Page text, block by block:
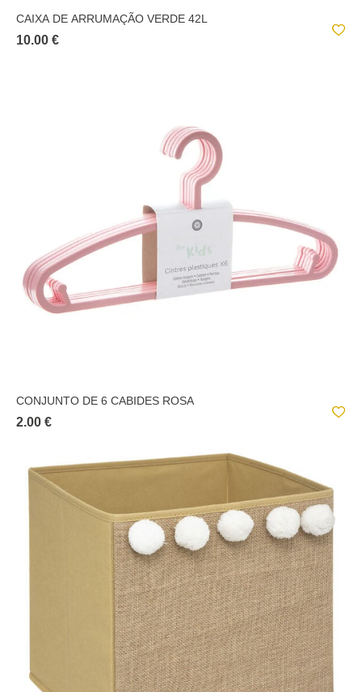
CAIXA DE ARRUMAÇÃO VERDE 42L
10.00 €
CONJUNTO DE 6 CABIDES ROSA
2.00 €